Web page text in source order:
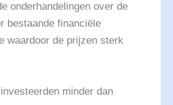
onderhandelingen over de
bestaande financiële
waardoor de prijzen sterk
minder dan